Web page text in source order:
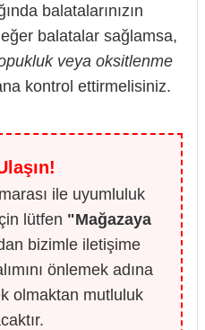
balatalarınızın
eğer balatalar sağlamsa,
veya oksitlenme
kontrol ettirmelisiniz.
ile uyumluluk
lütfen "Mağazaya
bizimle iletişime
önlemek adına
olmaktan mutluluk